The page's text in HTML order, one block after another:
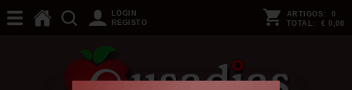
LOGIN
REGISTO
ARTIGOS: 0
TOTAL: € 0,00